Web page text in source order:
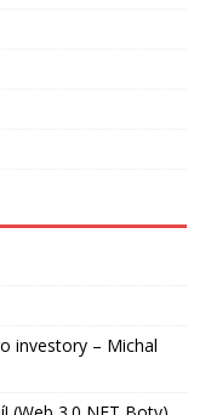
investory – Michal